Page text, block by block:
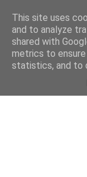
This site uses
and to analyze
shared with
metrics to
statistics, and to